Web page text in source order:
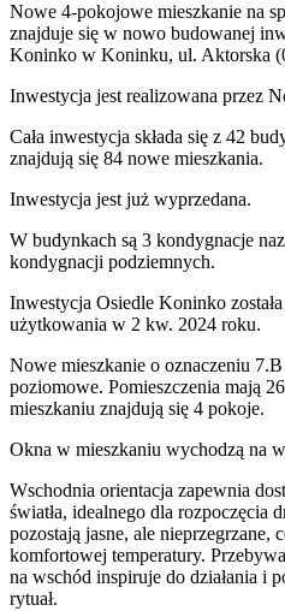
Nowe 4-pokojowe mieszkanie na
znajduje się w nowo budowanej
Koninko w Koninku, ul. Aktorska
Inwestycja jest realizowana przez
Cała inwestycja składa się z 42
znajdują się 84 nowe mieszkania.
Inwestycja jest już wyprzedana.
W budynkach są 3 kondygnacje
kondygnacji podziemnych.
Inwestycja Osiedle Koninko
użytkowania w 2 kw. 2024 roku.
Nowe mieszkanie o oznaczeniu 7.B
poziomowe. Pomieszczenia mają
mieszkaniu znajdują się 4 pokoje.
Okna w mieszkaniu wychodzą na
Wschodnia orientacja zapewnia
światła, idealnego dla rozpoczęcia
pozostają jasne, ale nieprzegrzane,
komfortowej temperatury.
na wschód inspiruje do działania i
rytuał.